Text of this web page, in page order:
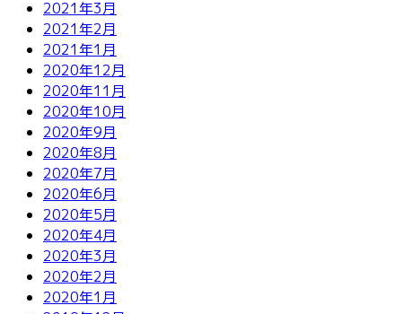
2021年3月
2021年2月
2021年1月
2020年12月
2020年11月
2020年10月
2020年9月
2020年8月
2020年7月
2020年6月
2020年5月
2020年4月
2020年3月
2020年2月
2020年1月